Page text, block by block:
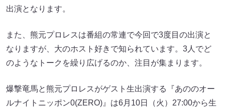
出演となります。
また、熊元プロレスは番組の常連で今回で3度目の出演と
なりますが、大のホスト好きで知られています。3人でど
のようなトークを繰り広げるのか、注目が集まります。
爆撃竜馬と熊元プロレスがゲスト生出演する『あののオー
ルナイトニッポン0(ZERO)』は6月10日（火）27:00から生